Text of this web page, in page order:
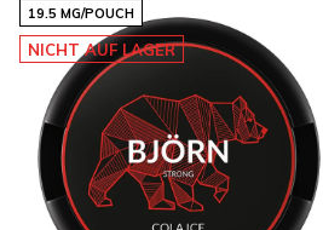
19.5 MG/POUCH
NICHT AUF LAGER